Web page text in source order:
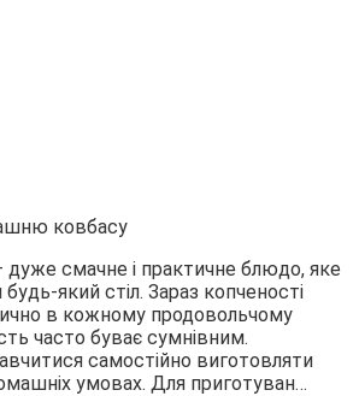
смачне і практичне блюдо, яке
який стіл. Зараз копченості
в кожному продовольчому
часто буває сумнівним.
самостійно виготовляти
умовах. Для приготуван…